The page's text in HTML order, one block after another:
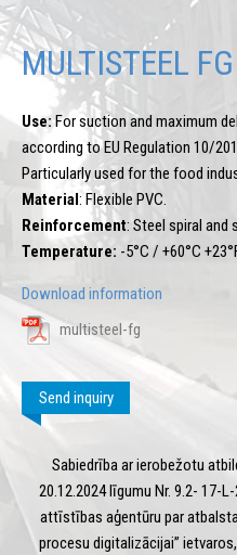
MULTISTEEL FG
Use: For suction and maximum
according to EU Regulation 10/
Particularly used for the food
Material: Flexible PVC.
Reinforcement: Steel spiral
Temperature: -5°C / +60°C
Download information
multisteel-fg
Send inquiry
Sabiedrība ar ierobežotu
20.12.2024 līgumu Nr. 9.2- 17-
attīstības aģentūru par
procesu digitalizācijai”